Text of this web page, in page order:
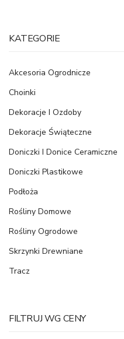
KATEGORIE
Akcesoria Ogrodnicze
Choinki
Dekoracje I Ozdoby
Dekoracje Świąteczne
Doniczki I Donice Ceramiczne
Doniczki Plastikowe
Podłoża
Rośliny Domowe
Rośliny Ogrodowe
Skrzynki Drewniane
Tracz
FILTRUJ WG CENY